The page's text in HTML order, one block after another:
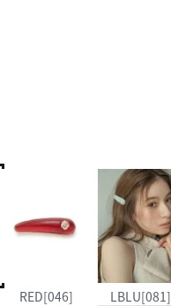
RED[046] LBLU[081]